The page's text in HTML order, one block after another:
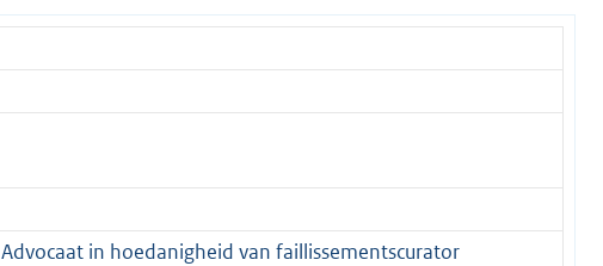
Advocaat in hoedanigheid van faillissementscurator